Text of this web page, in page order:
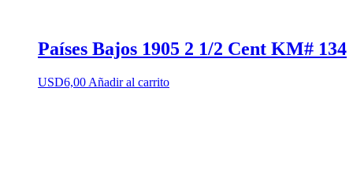
Países Bajos 1905 2 1/2 Cent KM# 134
USD6,00 Añadir al carrito